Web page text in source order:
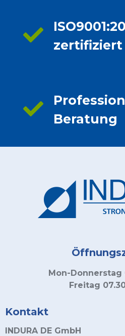
zertifiziert
Beratung
Mon-Donnerstag
Freitag
Kontakt
INDURA DE GmbH